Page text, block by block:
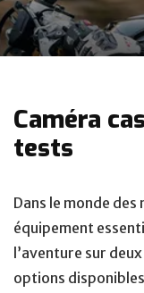
Caméra
tests
Dans le monde
équipement
l’aventure sur
options